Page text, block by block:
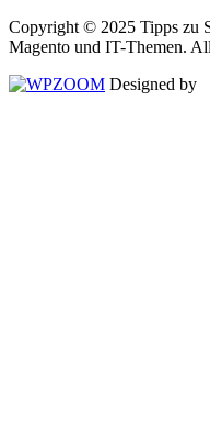
Copyright © 2025 Tipps zu
Magento und IT-Themen.
Designed by